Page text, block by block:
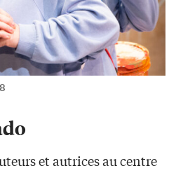
et autrices au centre